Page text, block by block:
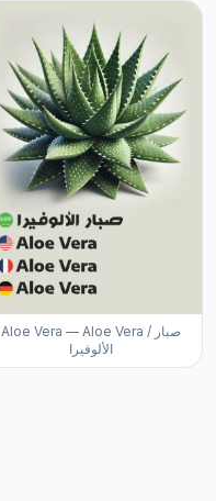
Aloe Vera — Aloe Vera / صبار
الألوفيرا